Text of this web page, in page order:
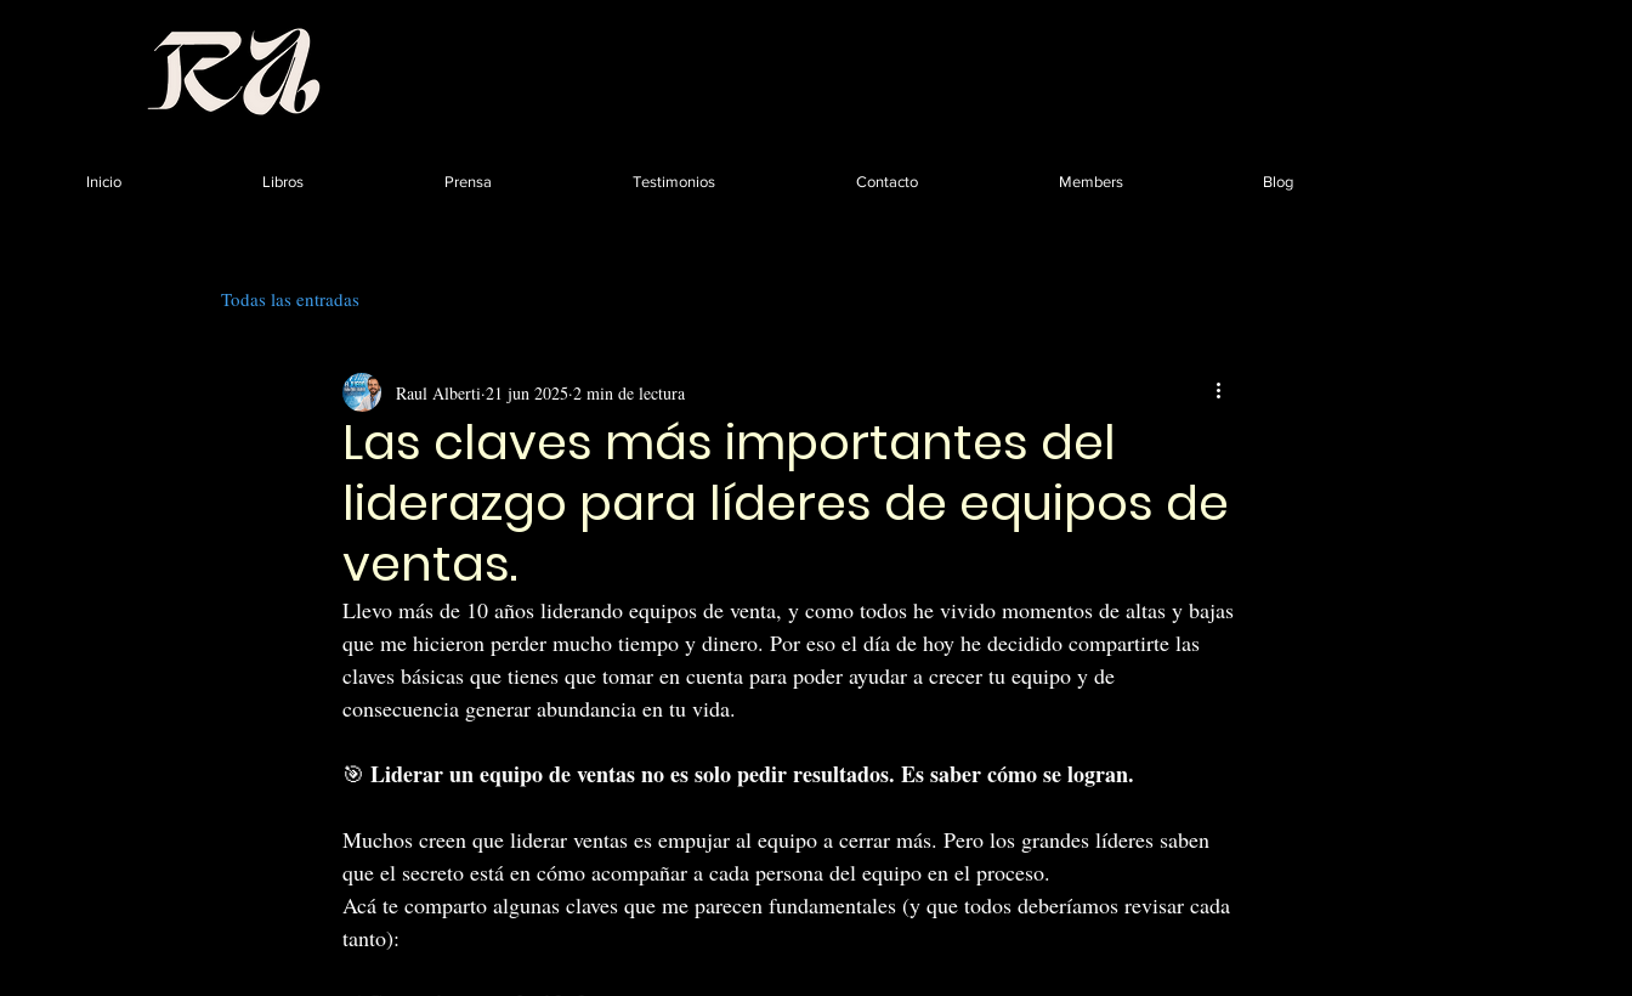
Inicio Libros Prensa Testimonios Contacto Members Blog
Todas las entradas
Las claves más importantes del
liderazgo para líderes de equipos de
ventas.
Raul Alberti 21 jun 2025 2 min de lectura
Llevo más de 10 años liderando equipos de venta, y como todos he vivido momentos de altas y bajas
que me hicieron perder mucho tiempo y dinero. Por eso el día de hoy he decidido compartirte las
claves básicas que tienes que tomar en cuenta para poder ayudar a crecer tu equipo y de
consecuencia generar abundancia en tu vida.
🎯 Liderar un equipo de ventas no es solo pedir resultados. Es saber cómo se logran.
Muchos creen que liderar ventas es empujar al equipo a cerrar más. Pero los grandes líderes saben
que el secreto está en cómo acompañar a cada persona del equipo en el proceso.
Acá te comparto algunas claves que me parecen fundamentales (y que todos deberíamos revisar cada
tanto):